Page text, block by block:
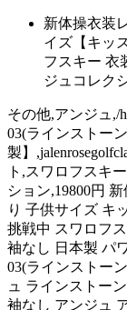
新体操衣装
イズ【キッ
フスキー 衣
ジュコレク
その他,アンジュ,/
03(ラインストー
製】
ト,スワロフスキ
ション,19800円
り 子供サイズ キ
挑戦中 スワロフ
袖なし 日本製 パ
03(ラインストー
ュ ラインストー
袖なし アンジュ